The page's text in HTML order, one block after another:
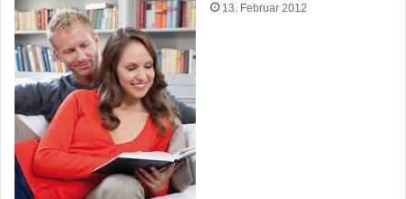
13. Februar 2012